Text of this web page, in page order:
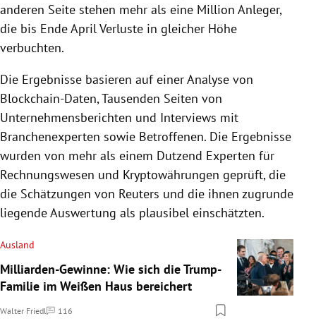
anderen Seite stehen mehr als eine Million Anleger,
die bis Ende April Verluste in gleicher Höhe
verbuchten.
Die Ergebnisse basieren auf einer Analyse von
Blockchain-Daten, Tausenden Seiten von
Unternehmensberichten und Interviews mit
Branchenexperten sowie Betroffenen. Die Ergebnisse
wurden von mehr als einem Dutzend Experten für
Rechnungswesen und Kryptowährungen geprüft, die
die Schätzungen von Reuters und die ihnen zugrunde
liegende Auswertung als plausibel einschätzten.
Ausland
Milliarden-Gewinne: Wie sich die Trump-
Familie im Weißen Haus bereichert
Walter Friedl 116
Kommentare